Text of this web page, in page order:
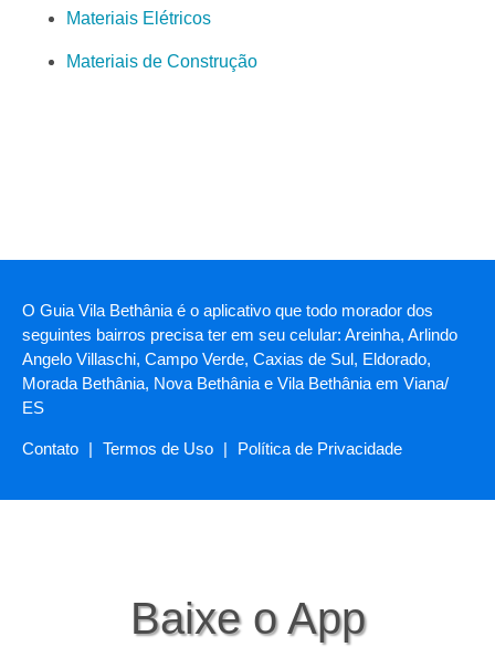
Materiais Elétricos
Materiais de Construção
O Guia Vila Bethânia é o aplicativo que todo morador dos
seguintes bairros precisa ter em seu celular: Areinha, Arlindo
Angelo Villaschi, Campo Verde, Caxias de Sul, Eldorado,
Morada Bethânia, Nova Bethânia e Vila Bethânia em Viana/
ES
Contato | Termos de Uso | Política de Privacidade
Baixe o App